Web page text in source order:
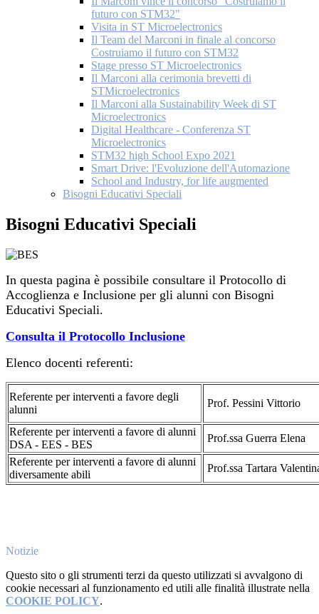
futuro con STM32"
Visita in ST Microelectronics
Il Team del Marconi in finale al concorso
Costruiamo il futuro con STM32
Stage presso ST Microelectronics
Il Marconi alla cerimonia brevetti di
STMicroelectronics
Il Marconi alla Sustainability Week di ST
Microelectronics
Digital Healthcare - Conferenza ST
Microelectronics
STM32 high School Expo 2021
Smart Drive: l'Evoluzione dell'Automazione
School and Industry, for life augmented
Bisogni Educativi Speciali
Bisogni Educativi Speciali
In questa pagina è possibile consultare il Protocollo di
Accoglienza e Inclusione per gli alunni con Bisogni
Educativi Speciali.
Consulta il Protocollo Inclusione
Elenco docenti referenti:
Referente per interventi a favore degli
alunni
Prof. Pessini Vittorio
Referente per interventi a favore di alunni
DSA - EES - BES
Prof.ssa Guerra Elena
Referente per interventi a favore di alunni
diversamente abili
Prof.ssa Tartara
Notizie
Questo sito o gli strumenti terzi da questo utilizzati si avvalgono di
cookie necessari al funzionamento ed utili alle finalità illustrate nella
COOKIE POLICY.